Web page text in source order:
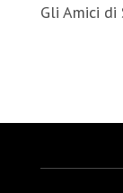
Gli Amici di